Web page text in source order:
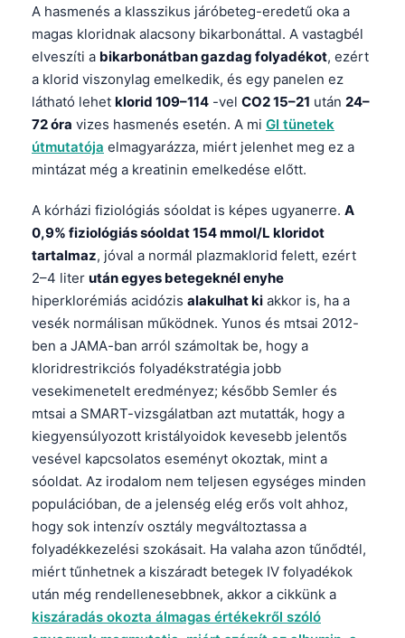
A hasmenés a klasszikus járóbeteg-eredetű oka a
magas kloridnak alacsony bikarbonáttal. A vastagbél
elveszíti a bikarbonátban gazdag folyadékot, ezért
a klorid viszonylag emelkedik, és egy panelen ez
látható lehet klorid 109–114 -vel CO2 15–21 után 24–
72 óra vizes hasmenés esetén. A mi GI tünetek
útmutatója elmagyarázza, miért jelenhet meg ez a
mintázat még a kreatinin emelkedése előtt.
A kórházi fiziológiás sóoldat is képes ugyanerre. A
0,9% fiziológiás sóoldat 154 mmol/L kloridot
tartalmaz, jóval a normál plazmaklorid felett, ezért
2–4 liter után egyes betegeknél enyhe
hiperklorémiás acidózis alakulhat ki akkor is, ha a
vesék normálisan működnek. Yunos és mtsai 2012-
ben a JAMA-ban arról számoltak be, hogy a
kloridrestrikciós folyadékstratégia jobb
vesekimenetelt eredményez; később Semler és
mtsai a SMART-vizsgálatban azt mutatták, hogy a
kiegyensúlyozott kristályoidok kevesebb jelentős
vesével kapcsolatos eseményt okoztak, mint a
sóoldat. Az irodalom nem teljesen egységes minden
populációban, de a jelenség elég erős volt ahhoz,
hogy sok intenzív osztály megváltoztassa a
folyadékkezelési szokásait. Ha valaha azon tűnődtél,
miért tűnhetnek a kiszáradt betegek IV folyadékok
után még rendellenesebbnek, akkor a cikkünk a
kiszáradás okozta álmagas értékekről szóló